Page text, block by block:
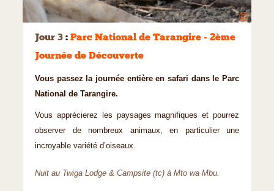
©
Jour 3 : Parc National de Tarangire - 2ème
Journée de Découverte
Vous passez la journée entière en safari dans le Parc
National de Tarangire.
Vous apprécierez les paysages magnifiques et pourrez
observer de nombreux animaux, en particulier une
incroyable variété d’oiseaux.
Nuit au Twiga Lodge & Campsite (tc) à Mto wa Mbu.